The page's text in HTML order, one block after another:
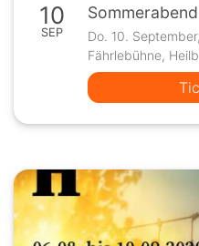
10
SEP
Do. 10.
Fährlebühne,